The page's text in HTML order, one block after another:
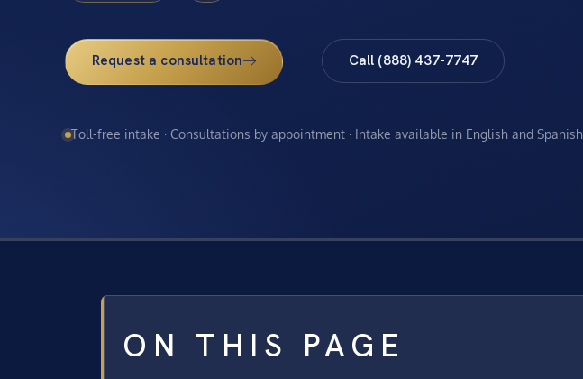
Request a consultation Call (888) 437-7747
Toll-free intake · Consultations by appointment · Intake available in English and Spanish
ON THIS PAGE